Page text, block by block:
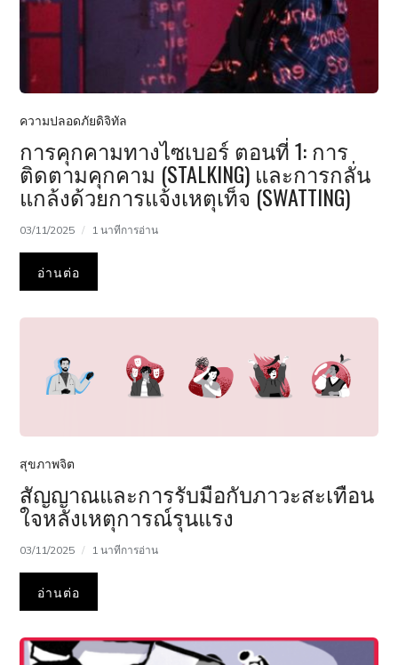
ความปลอดภัยดิจิทัล
การคุกคามทางไซเบอร์ ตอนที่ 1: การ
ติดตามคุกคาม (STALKING) และการกลั่น
แกล้งด้วยการแจ้งเหตุเท็จ (SWATTING)
03/11/2025 1 นาทีการอ่าน
อ่านต่อ
สุขภาพจิต
สัญญาณและการรับมือกับภาวะสะเทือน
ใจหลังเหตุการณ์รุนแรง
03/11/2025 1 นาทีการอ่าน
อ่านต่อ